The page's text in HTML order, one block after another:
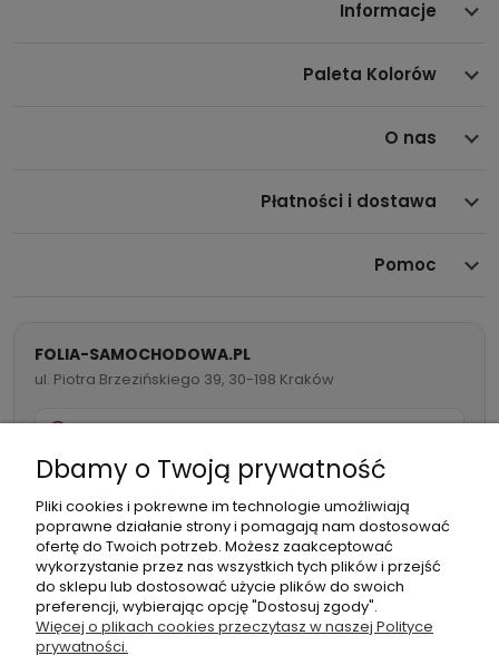
Informacje
Paleta Kolorów
O nas
Płatności i dostawa
Pomoc
FOLIA-SAMOCHODOWA.PL
ul. Piotra Brzezińskiego 39, 30-198 Kraków
732 082 998
info@folia-samochodowa.pl
Podmiot
odpowiedzialny:
Folia samochodowa Zachariasz
Sp.k.
Dbamy o Twoją prywatność
Pliki cookies i pokrewne im technologie umożliwiają
poprawne działanie strony i pomagają nam dostosować
ofertę do Twoich potrzeb. Możesz zaakceptować
wykorzystanie przez nas wszystkich tych plików i przejść
do sklepu lub dostosować użycie plików do swoich
preferencji, wybierając opcję "Dostosuj zgody".
Więcej o plikach cookies przeczytasz w naszej Polityce
prywatności.